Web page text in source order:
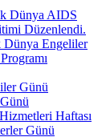
Dünya AIDS
Düzenlendi.
Dünya Engeliler
Günü
Haftası
Günü